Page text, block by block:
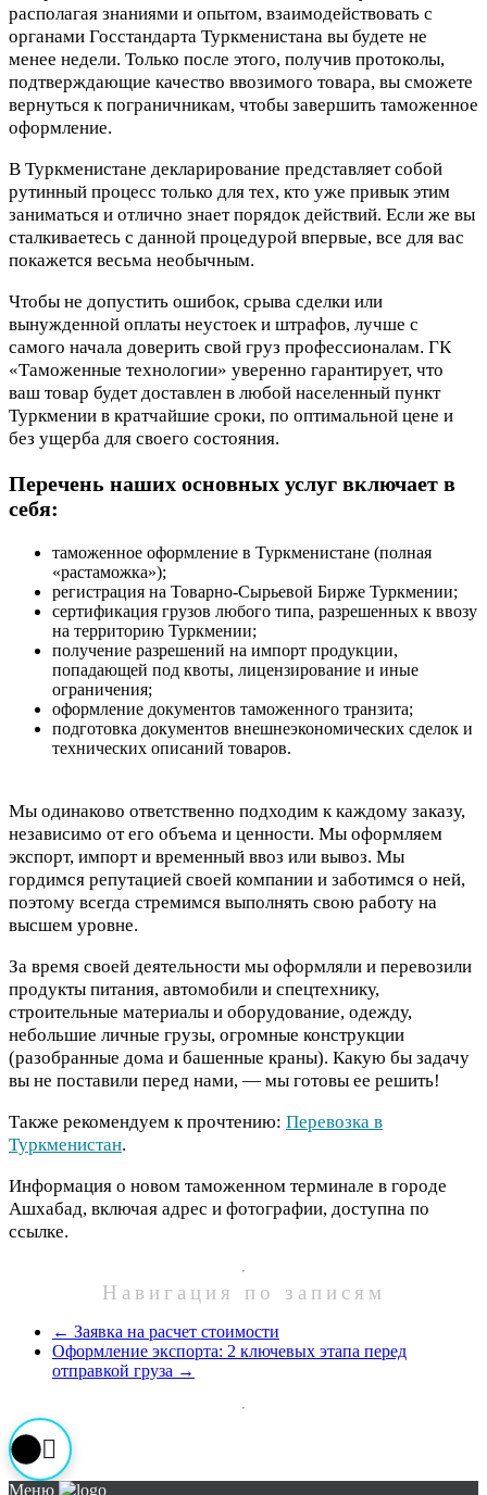
располагая знаниями и опытом, взаимодействовать с
органами Госстандарта Туркменистана вы будете не
менее недели. Только после этого, получив протоколы,
подтверждающие качество ввозимого товара, вы сможете
вернуться к пограничникам, чтобы завершить таможенное
оформление.
В Туркменистане декларирование представляет собой
рутинный процесс только для тех, кто уже привык этим
заниматься и отлично знает порядок действий. Если же вы
сталкиваетесь с данной процедурой впервые, все для вас
покажется весьма необычным.
Чтобы не допустить ошибок, срыва сделки или
вынужденной оплаты неустоек и штрафов, лучше с
самого начала доверить свой груз профессионалам. ГК
«Таможенные технологии» уверенно гарантирует, что
ваш товар будет доставлен в любой населенный пункт
Туркмении в кратчайшие сроки, по оптимальной цене и
без ущерба для своего состояния.
Перечень наших основных услуг включает в
себя:
таможенное оформление в Туркменистане (полная
«растаможка»);
регистрация на Товарно-Сырьевой Бирже Туркмении;
сертификация грузов любого типа, разрешенных к ввозу
на территорию Туркмении;
получение разрешений на импорт продукции,
попадающей под квоты, лицензирование и иные
ограничения;
оформление документов таможенного транзита;
подготовка документов внешнеэкономических сделок и
технических описаний товаров.
Мы одинаково ответственно подходим к каждому заказу,
независимо от его объема и ценности. Мы оформляем
экспорт, импорт и временный ввоз или вывоз. Мы
гордимся репутацией своей компании и заботимся о ней,
поэтому всегда стремимся выполнять свою работу на
высшем уровне.
За время своей деятельности мы оформляли и перевозили
продукты питания, автомобили и спецтехнику,
строительные материалы и оборудование, одежду,
небольшие личные грузы, огромные конструкции
(разобранные дома и башенные краны). Какую бы задачу
вы не поставили перед нами, — мы готовы ее решить!
Также рекомендуем к прочтению: Перевозка в
Туркменистан.
Информация о новом таможенном терминале в городе
Ашхабад, включая адрес и фотографии, доступна по
ссылке.
Навигация по записям
← Заявка на расчет стоимости
Оформление экспорта: 2 ключевых этапа перед
отправкой груза →
Меню